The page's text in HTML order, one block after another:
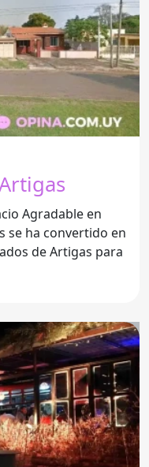
Agradable en
de Artigas para